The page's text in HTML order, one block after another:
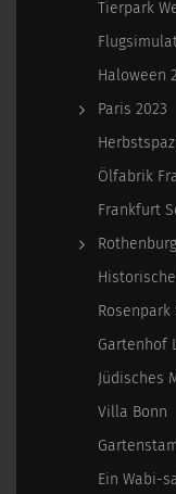
Tierpark
Haloween
Paris 2023
Ölfabrik
Frankfurt
Gartenhof
Jüdisches
Villa Bonn
Ein Wabi-